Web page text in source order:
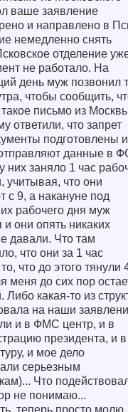
ваше заявление
и направлено в
немедленно снять
отделение
не работало. На
день муж позвонил
чтобы сообщить,
письмо из
ответили, что запрет
подготовлены и
данные в
них заняло 1 час
учитывая, что они
с 9, а накануне под
рабочего дня муж
они опять никаких
давали. Что там
что они за 1 час
что до этого тянули
меня до сих пор
Либо какая-то из
на наши
и в ФМС центр, и в
президента, и в
и мое дело
серьезным
Что
не понимаю...
теперь просто молю